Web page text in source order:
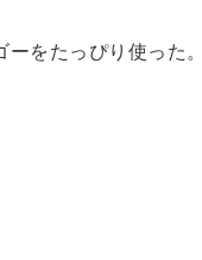
ーをたっぴり使った。